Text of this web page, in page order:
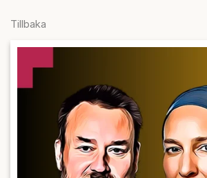
Tillbaka